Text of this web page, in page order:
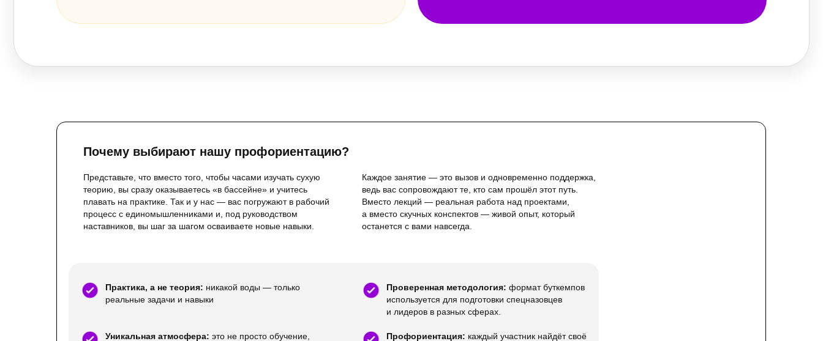
Почему выбирают нашу профориентацию?
Представьте, что вместо того, чтобы часами изучать сухую
теорию, вы сразу оказываетесь «в бассейне» и учитесь
плавать на практике. Так и у нас — вас погружают в рабочий
процесс с единомышленниками и, под руководством
наставников, вы шаг за шагом осваиваете новые навыки.
Практика, а не теория: никакой воды — только
реальные задачи и навыки
Проверенная методология: формат буткемпов
используется для подготовки спецназовцев
и лидеров в разных сферах.
Каждое занятие — это вызов и одновременно поддержка,
ведь вас сопровождают те, кто сам прошёл этот путь.
Вместо лекций — реальная работа над проектами,
а вместо скучных конспектов — живой опыт, который
останется с вами навсегда.
Профориентация: каждый участник найдёт своё
Уникальная атмосфера: это не просто обучение,